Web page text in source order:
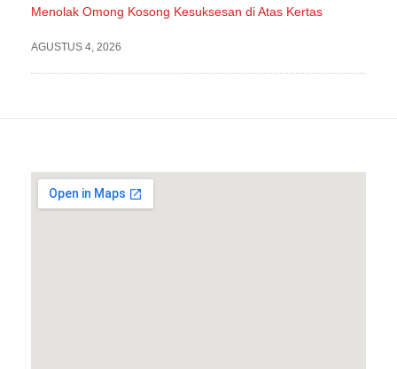
Menolak Omong Kosong Kesuksesan di Atas Kertas
AGUSTUS 4, 2026